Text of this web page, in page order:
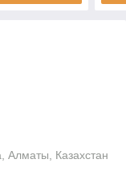
Алматы, Казахстан